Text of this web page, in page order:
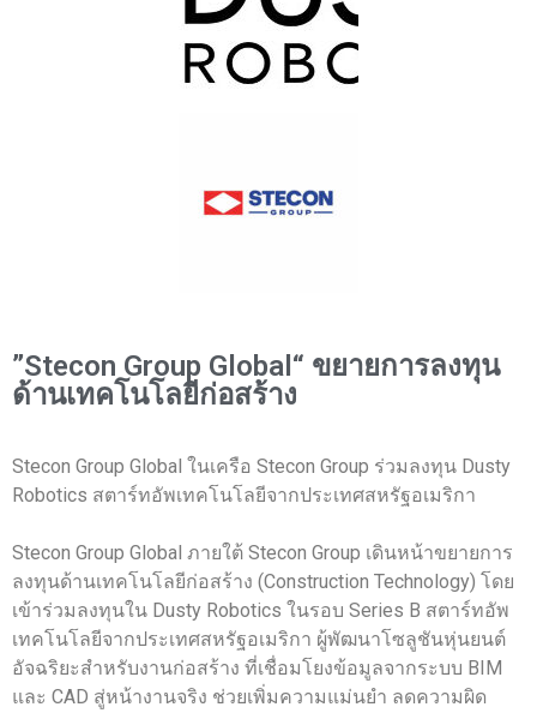
”Stecon Group Global“ ขยายการลงทุน
ด้านเทคโนโลยีก่อสร้าง
Stecon Group Global ในเครือ Stecon Group ร่วมลงทุน Dusty
Robotics สตาร์ทอัพเทคโนโลยีจากประเทศสหรัฐอเมริกา
Stecon Group Global ภายใต้ Stecon Group เดินหน้าขยายการ
ลงทุนด้านเทคโนโลยีก่อสร้าง (Construction Technology) โดย
เข้าร่วมลงทุนใน Dusty Robotics ในรอบ Series B สตาร์ทอัพ
เทคโนโลยีจากประเทศสหรัฐอเมริกา ผู้พัฒนาโซลูชันหุ่นยนต์
อัจฉริยะสำหรับงานก่อสร้าง ที่เชื่อมโยงข้อมูลจากระบบ BIM
และ CAD สู่หน้างานจริง ช่วยเพิ่มความแม่นยำ ลดความผิด